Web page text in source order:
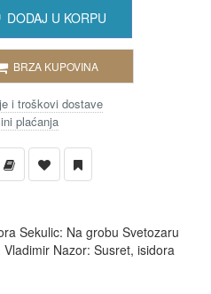
DODAJ U KORPU
BRZA KUPOVINA
i troškovi dostave
plaćanja
Sekulic: Na grobu Svetozaru
Nazor: Susret, isidora